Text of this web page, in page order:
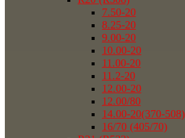
7.50-20
8.25-20
9.00-20
10.00-20
11.00-20
11.2-20
12.00-20
12.00/80
14.00-20(370-508)
16/70 (405/70)